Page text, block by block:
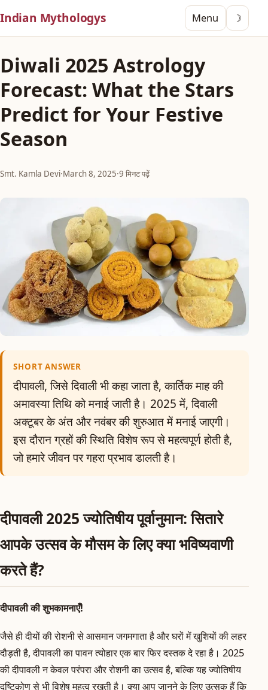
Indian Mythologys Menu ☽
Diwali 2025 Astrology
Forecast: What the Stars
Predict for Your Festive
Season
Smt. Kamla Devi·March 8, 2025·9 मिनट पढ़ें
SHORT ANSWER
दीपावली, जिसे दिवाली भी कहा जाता है, कार्तिक माह की
अमावस्या तिथि को मनाई जाती है। 2025 में, दिवाली
अक्टूबर के अंत और नवंबर की शुरुआत में मनाई जाएगी।
इस दौरान ग्रहों की स्थिति विशेष रूप से महत्वपूर्ण होती है,
जो हमारे जीवन पर गहरा प्रभाव डालती है।
दीपावली 2025 ज्योतिषीय पूर्वानुमान: सितारे
आपके उत्सव के मौसम के लिए क्या भविष्यवाणी
करते हैं?
दीपावली की शुभकामनाएँ!
जैसे ही दीयों की रोशनी से आसमान जगमगाता है और घरों में खुशियों की लहर
दौड़ती है, दीपावली का पावन त्योहार एक बार फिर दस्तक दे रहा है। 2025
की दीपावली न केवल परंपरा और रोशनी का उत्सव है, बल्कि यह ज्योतिषीय
दृष्टिकोण से भी विशेष महत्व रखती है। क्या आप जानने के लिए उत्सुक हैं कि